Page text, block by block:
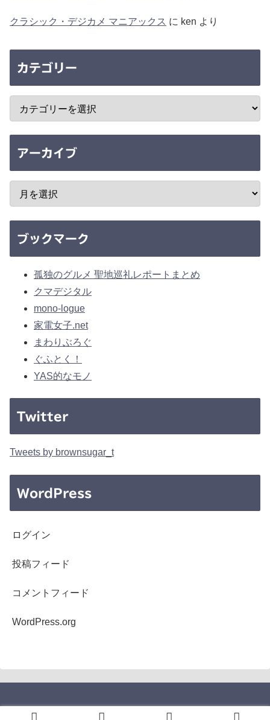
クラシック・デジカメ マニアックス に ken より
カテゴリー
アーカイブ
ブックマーク
孤独のグルメ 聖地巡礼レポートまとめ
クマデジタル
mono-logue
家電女子.net
まわりぶろぐ
ぐふとく！
YAS的なモノ
Twitter
Tweets by brownsugar_t
WordPress
ログイン
投稿フィード
コメントフィード
WordPress.org